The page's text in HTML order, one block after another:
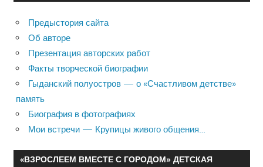
Предыстория сайта
Об авторе
Презентация авторских работ
Факты творческой биографии
Гыданский полуостров — о «Счастливом детстве»
память
Биография в фотографиях
Мои встречи — Крупицы живого общения…
«ВЗРОСЛЕЕМ ВМЕСТЕ С ГОРОДОМ» ДЕТСКАЯ